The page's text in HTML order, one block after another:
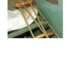
т
м
т